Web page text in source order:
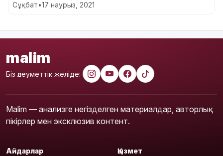
Сұқбат•17 наурыз, 2021
malim
Біз әлеуметтік желіде:
Malim — анализге негізделген материалдар, авторлық
пікірлер мен эксклюзив контент.
Айдарлар Қызмет